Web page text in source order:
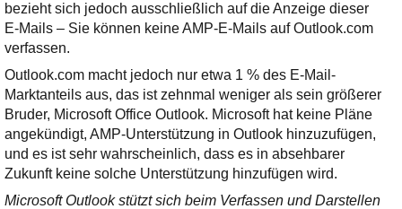
bezieht sich jedoch ausschließlich auf die Anzeige dieser
E-Mails – Sie können keine AMP-E-Mails auf Outlook.com
verfassen.
Outlook.com macht jedoch nur etwa 1 % des E-Mail-
Marktanteils aus, das ist zehnmal weniger als sein größerer
Bruder, Microsoft Office Outlook. Microsoft hat keine Pläne
angekündigt, AMP-Unterstützung in Outlook hinzuzufügen,
und es ist sehr wahrscheinlich, dass es in absehbarer
Zukunft keine solche Unterstützung hinzufügen wird.
Microsoft Outlook stützt sich beim Verfassen und Darstellen